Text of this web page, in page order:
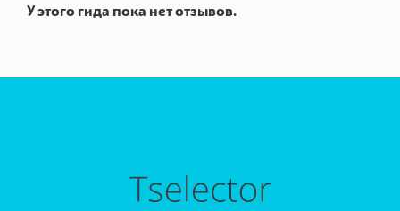
У этого гида пока нет отзывов.